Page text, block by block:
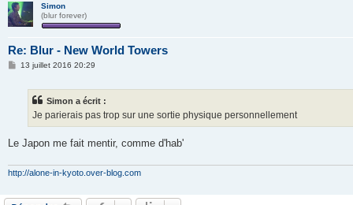
Simon
(blur forever)
Re: Blur - New World Towers
M
13 juillet 2016 20:29
Simon a écrit :
Je parierais pas trop sur une sortie physique personnellement
Le Japon me fait mentir, comme d'hab'
http://alone-in-kyoto.over-blog.com